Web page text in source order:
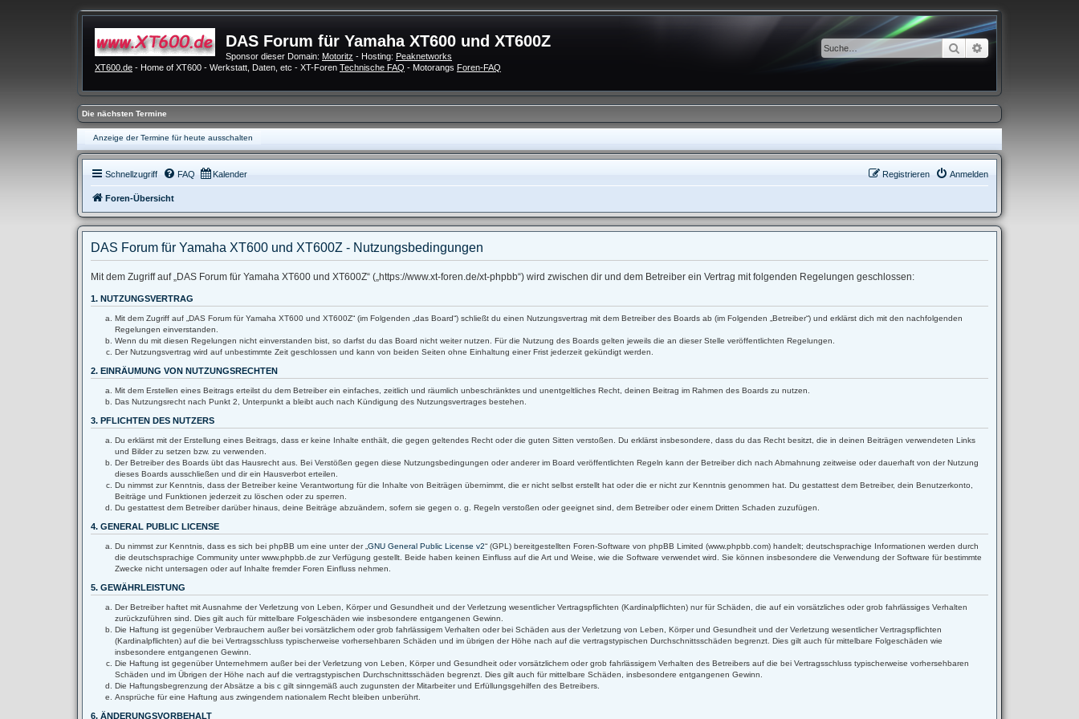
DAS Forum für Yamaha XT600 und XT600Z
Sponsor dieser Domain: Motoritz - Hosting: Peaknetworks
XT600.de - Home of XT600 - Werkstatt, Daten, etc - XT-Foren Technische FAQ - Motorangs Foren-FAQ
Suche Erweiterte Suche
Die nächsten Termine
Anzeige der Termine für heute ausschalten
Schnellzugriff FAQ Kalender Anmelden
Registrieren
Foren-Übersicht
DAS Forum für Yamaha XT600 und XT600Z - Nutzungsbedingungen
Mit dem Zugriff auf „DAS Forum für Yamaha XT600 und XT600Z“ („https://www.xt-foren.de/xt-phpbb“) wird zwischen dir und dem Betreiber ein Vertrag mit folgenden Regelungen geschlossen:
1. NUTZUNGSVERTRAG
Mit dem Zugriff auf „DAS Forum für Yamaha XT600 und XT600Z“ (im Folgenden „das Board“) schließt du einen Nutzungsvertrag mit dem Betreiber des Boards ab (im Folgenden „Betreiber“) und erklärst dich mit den nachfolgenden
Regelungen einverstanden.
Wenn du mit diesen Regelungen nicht einverstanden bist, so darfst du das Board nicht weiter nutzen. Für die Nutzung des Boards gelten jeweils die an dieser Stelle veröffentlichten Regelungen.
Der Nutzungsvertrag wird auf unbestimmte Zeit geschlossen und kann von beiden Seiten ohne Einhaltung einer Frist jederzeit gekündigt werden.
2. EINRÄUMUNG VON NUTZUNGSRECHTEN
Mit dem Erstellen eines Beitrags erteilst du dem Betreiber ein einfaches, zeitlich und räumlich unbeschränktes und unentgeltliches Recht, deinen Beitrag im Rahmen des Boards zu nutzen.
Das Nutzungsrecht nach Punkt 2, Unterpunkt a bleibt auch nach Kündigung des Nutzungsvertrages bestehen.
3. PFLICHTEN DES NUTZERS
Du erklärst mit der Erstellung eines Beitrags, dass er keine Inhalte enthält, die gegen geltendes Recht oder die guten Sitten verstoßen. Du erklärst insbesondere, dass du das Recht besitzt, die in deinen Beiträgen verwendeten Links
und Bilder zu setzen bzw. zu verwenden.
Der Betreiber des Boards übt das Hausrecht aus. Bei Verstößen gegen diese Nutzungsbedingungen oder anderer im Board veröffentlichten Regeln kann der Betreiber dich nach Abmahnung zeitweise oder dauerhaft von der Nutzung
dieses Boards ausschließen und dir ein Hausverbot erteilen.
Du nimmst zur Kenntnis, dass der Betreiber keine Verantwortung für die Inhalte von Beiträgen übernimmt, die er nicht selbst erstellt hat oder die er nicht zur Kenntnis genommen hat. Du gestattest dem Betreiber, dein Benutzerkonto,
Beiträge und Funktionen jederzeit zu löschen oder zu sperren.
Du gestattest dem Betreiber darüber hinaus, deine Beiträge abzuändern, sofern sie gegen o. g. Regeln verstoßen oder geeignet sind, dem Betreiber oder einem Dritten Schaden zuzufügen.
4. GENERAL PUBLIC LICENSE
Du nimmst zur Kenntnis, dass es sich bei phpBB um eine unter der „ GNU General Public License v2“ (GPL) bereitgestellten Foren-Software von phpBB Limited (www.phpbb.com) handelt; deutschsprachige Informationen werden durch
die deutschsprachige Community unter www.phpbb.de zur Verfügung gestellt. Beide haben keinen Einfluss auf die Art und Weise, wie die Software verwendet wird. Sie können insbesondere die Verwendung der Software für bestimmte
Zwecke nicht untersagen oder auf Inhalte fremder Foren Einfluss nehmen.
5. GEWÄHRLEISTUNG
Der Betreiber haftet mit Ausnahme der Verletzung von Leben, Körper und Gesundheit und der Verletzung wesentlicher Vertragspflichten (Kardinalpflichten) nur für Schäden, die auf ein vorsätzliches oder grob fahrlässiges Verhalten
zurückzuführen sind. Dies gilt auch für mittelbare Folgeschäden wie insbesondere entgangenen Gewinn.
Die Haftung ist gegenüber Verbrauchern außer bei vorsätzlichem oder grob fahrlässigem Verhalten oder bei Schäden aus der Verletzung von Leben, Körper und Gesundheit und der Verletzung wesentlicher Vertragspflichten
(Kardinalpflichten) auf die bei Vertragsschluss typischerweise vorhersehbaren Schäden und im übrigen der Höhe nach auf die vertragstypischen Durchschnittsschäden begrenzt. Dies gilt auch für mittelbare Folgeschäden wie
insbesondere entgangenen Gewinn.
Die Haftung ist gegenüber Unternehmern außer bei der Verletzung von Leben, Körper und Gesundheit oder vorsätzlichem oder grob fahrlässigem Verhalten des Betreibers auf die bei Vertragsschluss typischerweise vorhersehbaren
Schäden und im Übrigen der Höhe nach auf die vertragstypischen Durchschnittsschäden begrenzt. Dies gilt auch für mittelbare Schäden, insbesondere entgangenen Gewinn.
Die Haftungsbegrenzung der Absätze a bis c gilt sinngemäß auch zugunsten der Mitarbeiter und Erfüllungsgehilfen des Betreibers.
Ansprüche für eine Haftung aus zwingendem nationalem Recht bleiben unberührt.
6. ÄNDERUNGSVORBEHALT